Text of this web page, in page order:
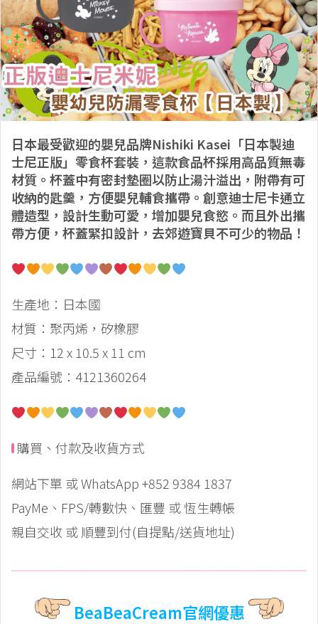
日本最受歡迎的嬰兒品牌Nishiki Kasei「日本製迪
士尼正版」零食杯套裝，這款食品杯採用高品質無毒
材質。杯蓋中有密封墊圈以防止湯汁溢出，附帶有可
收納的匙羹，方便嬰兒輔食攜帶。創意迪士尼卡通立
體造型，設計生動可愛，增加嬰兒食慾。而且外出攜
帶方便，杯蓋緊扣設計，去郊遊寶貝不可少的物品！
生產地：日本國
材質：聚丙烯，矽橡膠
尺寸：12 x 10.5 x 11 cm
產品編號：4121360264
購買、付款及收貨方式
網站下單 或 WhatsApp +852 9384 1837
PayMe、FPS/轉數快、匯豐 或 恆生轉帳
親自交收 或 順豐到付(自提點/送貨地址)
BeaBeaCream官網優惠